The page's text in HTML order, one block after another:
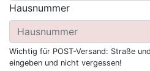
Hausnummer
Wichtig für POST-Versand: Straße
eingeben und nicht vergessen!